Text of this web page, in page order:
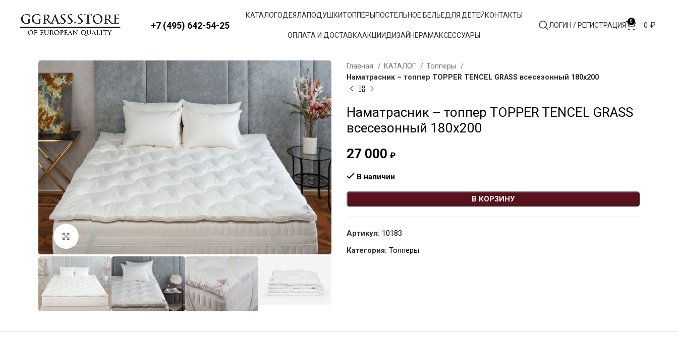
+7 (495) 642-54-25
КАТАЛОГОДЕЯЛАПОДУШКИТОППЕРЫ ПОСТЕЛЬНОЕ БЕЛЬЕДЛЯ ДЕТЕЙ КОНТАКТЫ
ОПЛАТА И ДОСТАВКААКЦИИДИЗАЙНЕРАМАКСЕССУАРЫ
ЛОГИН / РЕГИСТРАЦИЯ 0 0 ₽
Главная КАТАЛОГ
Топперы
Наматрасник – топпер TOPPER TENCEL GRASS всесезонный 180х200
Наматрасник – топпер TOPPER TENCEL GRASS
всесезонный 180х200
27 000 ₽
В наличии
В КОРЗИНУ
Артикул: 10183
Категория: Топперы